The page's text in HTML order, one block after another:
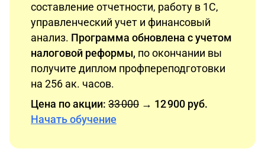
составление отчетности, работу в 1С,
управленческий учет и финансовый
анализ. Программа обновлена с учетом
налоговой реформы, по окончании вы
получите диплом профпереподготовки
на 256 ак. часов.
Цена по акции: 33 000 → 12 900 руб.
Начать обучение